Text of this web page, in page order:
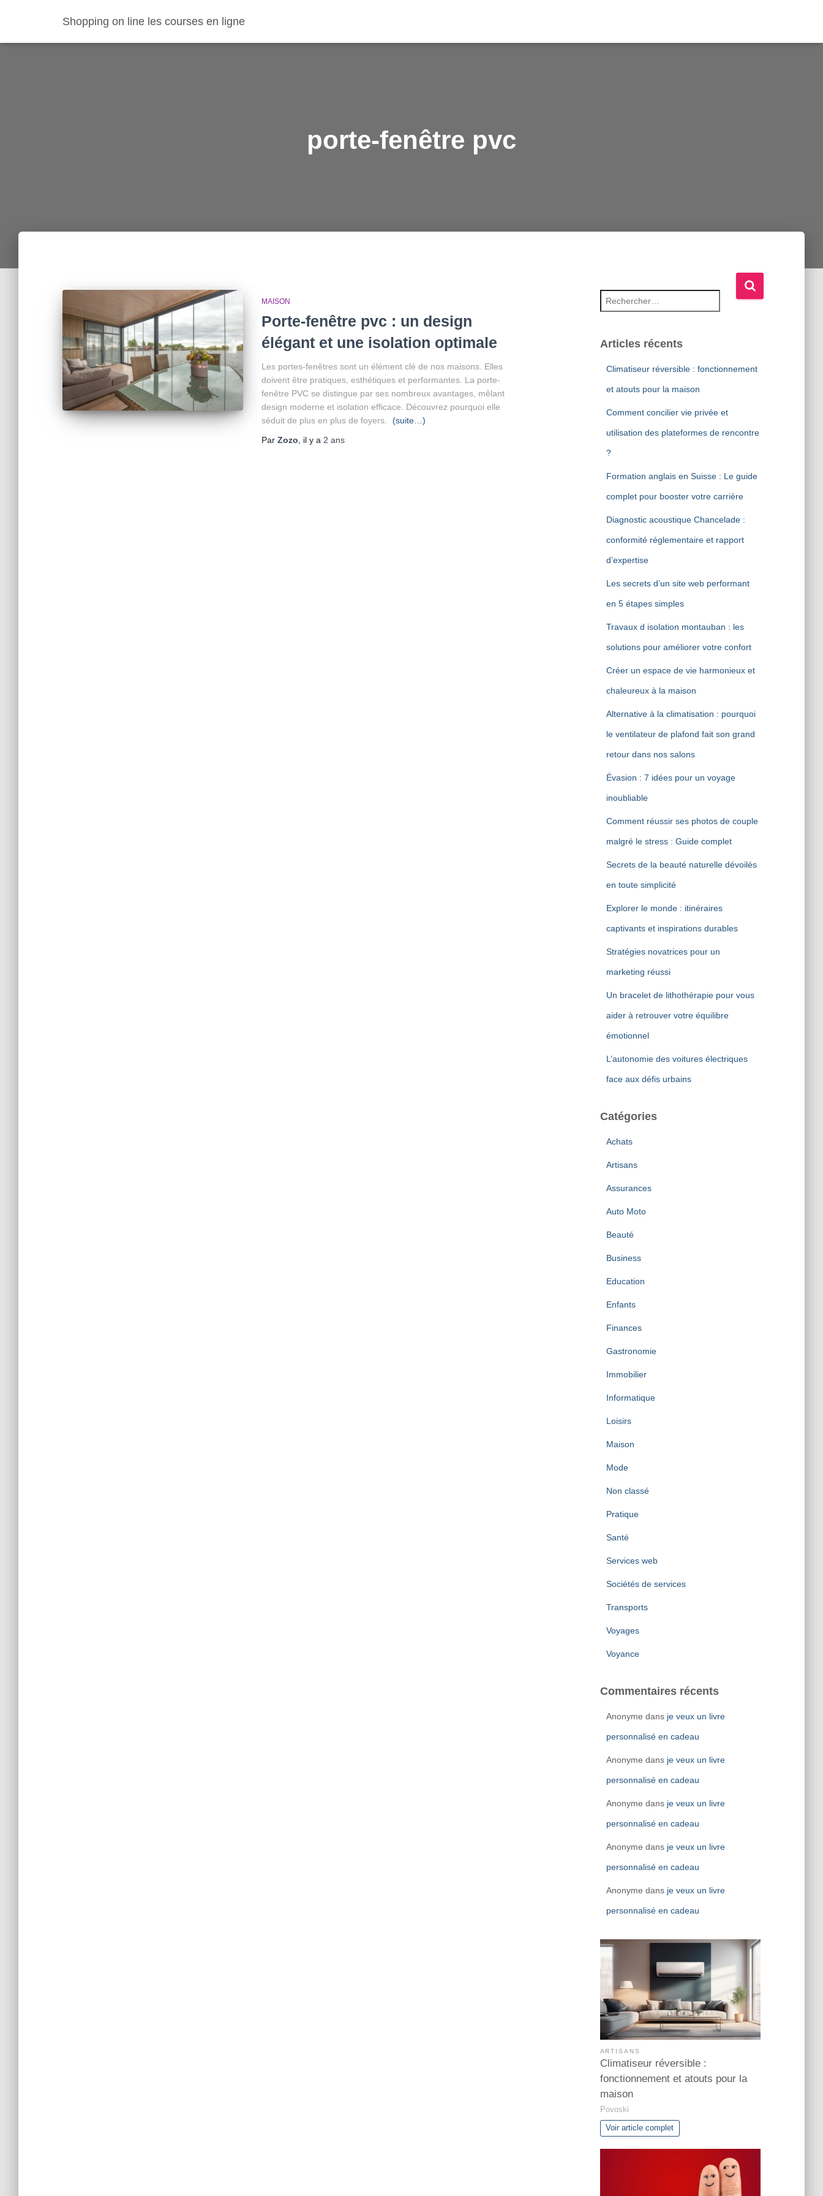
Shopping on line les courses en ligne
porte-fenêtre pvc
MAISON
Porte-fenêtre pvc : un design
élégant et une isolation optimale
Les portes-fenêtres sont un élément clé de nos maisons. Elles
doivent être pratiques, esthétiques et performantes. La porte-
fenêtre PVC se distingue par ses nombreux avantages, mêlant
design moderne et isolation efficace. Découvrez pourquoi elle
séduit de plus en plus de foyers.
(suite…)
Par Zozo , il y a 2 ans
Articles récents
Climatiseur réversible : fonctionnement
et atouts pour la maison
Comment concilier vie privée et
utilisation des plateformes de rencontre
?
Formation anglais en Suisse : Le guide
complet pour booster votre carrière
Diagnostic acoustique Chancelade :
conformité réglementaire et rapport
d’expertise
Les secrets d’un site web performant
en 5 étapes simples
Travaux d isolation montauban : les
solutions pour améliorer votre confort
Créer un espace de vie harmonieux et
chaleureux à la maison
Alternative à la climatisation : pourquoi
le ventilateur de plafond fait son grand
retour dans nos salons
Évasion : 7 idées pour un voyage
inoubliable
Comment réussir ses photos de couple
malgré le stress : Guide complet
Secrets de la beauté naturelle dévoilés
en toute simplicité
Explorer le monde : itinéraires
captivants et inspirations durables
Stratégies novatrices pour un
marketing réussi
Un bracelet de lithothérapie pour vous
aider à retrouver votre équilibre
émotionnel
L’autonomie des voitures électriques
face aux défis urbains
Catégories
Achats
Artisans
Assurances
Auto Moto
Beauté
Business
Education
Enfants
Finances
Gastronomie
Immobilier
Informatique
Loisirs
Maison
Mode
Non classé
Pratique
Santé
Services web
Sociétés de services
Transports
Voyages
Voyance
Commentaires récents
Anonyme dans je veux un livre
personnalisé en cadeau
Anonyme dans je veux un livre
personnalisé en cadeau
Anonyme dans je veux un livre
personnalisé en cadeau
Anonyme dans je veux un livre
personnalisé en cadeau
Anonyme dans je veux un livre
personnalisé en cadeau
ARTISANS
Climatiseur réversible :
fonctionnement et atouts pour la
maison
Povoski
Voir article complet